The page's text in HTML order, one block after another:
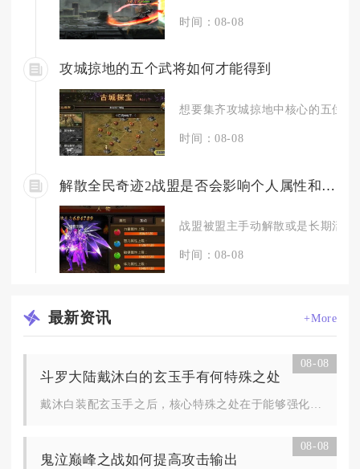
时间：08-08
攻城掠地的五个武将如何才能得到
想要集齐攻城掠地中核心的五位
时间：08-08
解散全民奇迹2战盟是否会影响个人属性和装备
战盟被盟主手动解散或是长期活
时间：08-08
最新资讯 +More
08-08
斗罗大陆戴沐白的玄玉手有何特殊之处
08-08
鬼泣巅峰之战如何提高攻击输出